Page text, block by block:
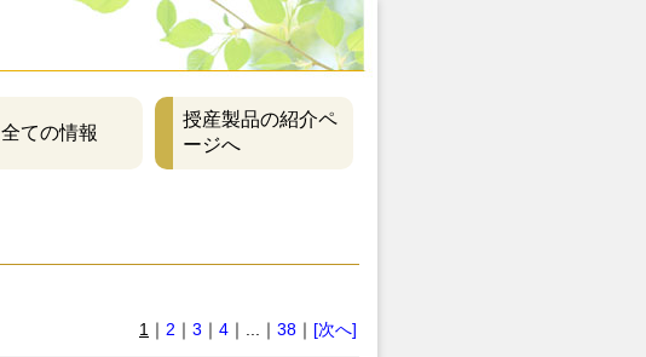
全ての情報
授産製品の紹介ペ
ージへ
1 ｜ 2 ｜ 3 ｜ 4 ｜...｜ 38 ｜ [次へ]